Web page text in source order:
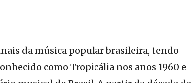
da música popular brasileira, tendo
como Tropicália nos anos 1960 e